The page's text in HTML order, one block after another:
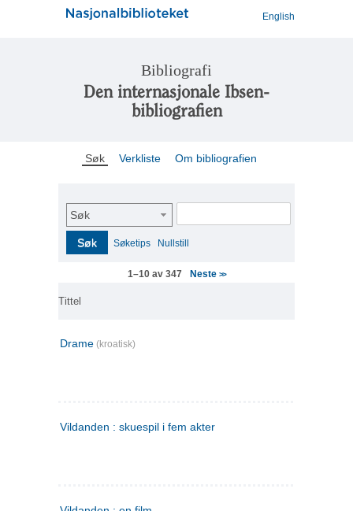
English
Bibliografi
Den internasjonale Ibsen-
bibliografien
Søk Verkliste Om bibliografien
Søk
Søk Søketips Nullstill
1–10 av 347 Neste >>
Tittel
Drame (kroatisk)
Vildanden : skuespil i fem akter